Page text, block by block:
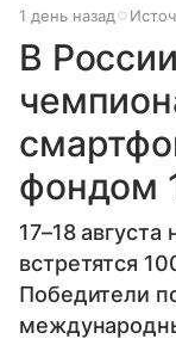
1 день назад
В
фондом
17–18
встретятся
Победители